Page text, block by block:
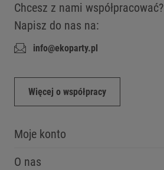
Chcesz z nami współpracować?
Napisz do nas na:
info@ekoparty.pl
Więcej o współpracy
Moje konto
O nas